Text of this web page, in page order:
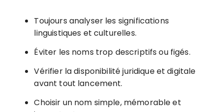
Toujours analyser les significations
linguistiques et culturelles.
Éviter les noms trop descriptifs ou figés.
Vérifier la disponibilité juridique et digitale
avant tout lancement.
Choisir un nom simple, mémorable et